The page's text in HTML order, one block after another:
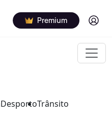
Premium Log in
DesportoTrânsito